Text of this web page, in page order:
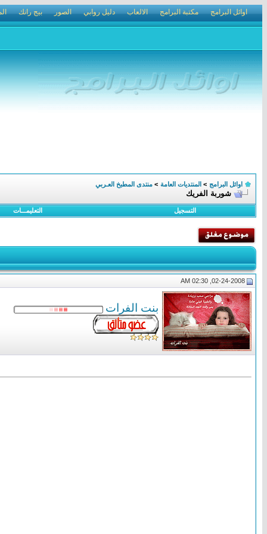
اوائل البرامج مكتبة البرامج الالعاب دليل روابي الصور بيج رانك
اوائل البرامج > المنتديات العامة > منتدى المطبخ العـربي
شوربة الفريك
التسجيل التعليمـــات
بنت الفرات